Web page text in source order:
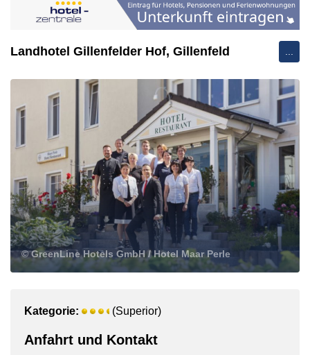
Landhotel Gillenfelder Hof, Gillenfeld
© GreenLine Hotels GmbH / Hotel Maar Perle
Kategorie: (Superior)
Anfahrt und Kontakt